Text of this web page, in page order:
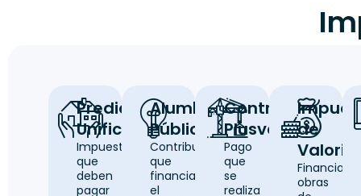
Predial
Unificado
Impuesto
que
deben
pagar
Alumbrado
Público
Contribución
que
financia
el
Contribución
Plusvalía
Pago
que
se
realiza
de
Financia
obras